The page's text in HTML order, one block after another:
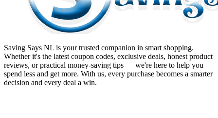
Saving Says NL is your trusted companion in smart shopping.
Whether it's the latest coupon codes, exclusive deals, honest product
reviews, or practical money-saving tips — we're here to help you
spend less and get more. With us, every purchase becomes a smarter
decision and every deal a win.